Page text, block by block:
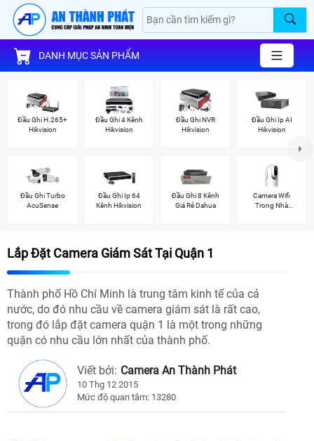
DANH MỤC SẢN PHẨM
Đầu Ghi H.265+
Hikvision
Đầu Ghi 4 Kênh
Hikvision
Đầu Ghi NVR
Hikvision
Đầu Ghi Ip AI
Hikvision
Đầu Ghi Turbo
AcuSense
Đầu Ghi Ip 64
Kênh Hikvision
Đầu Ghi 8 Kênh
Giá Rẻ Dahua
Camera Wifi
Trong Nhà
Lắp Đặt Camera Giám Sát Tại Quận 1
Thành phố Hồ Chí Minh là trung tâm kinh tế của cả
nước, do đó nhu cầu về camera giám sát là rất cao,
trong đó lắp đặt camera quận 1 là một trong những
quận có nhu cầu lớn nhất của thành phố.
Viết bởi: Camera An Thành Phát
10 Thg 12 2015
Mức độ quan tâm: 13280